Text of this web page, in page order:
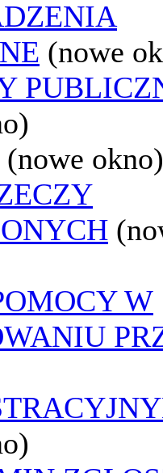
(nowe
(nowe okno)
W